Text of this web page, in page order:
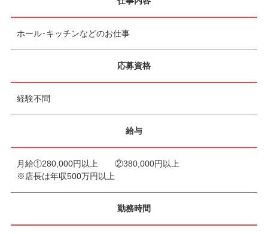
ホール･キッチンなどのお仕事
応募資格
経験不問
給与
月給①280,000円以上 ②380,000円以上
※店長は年収500万円以上
勤務時間